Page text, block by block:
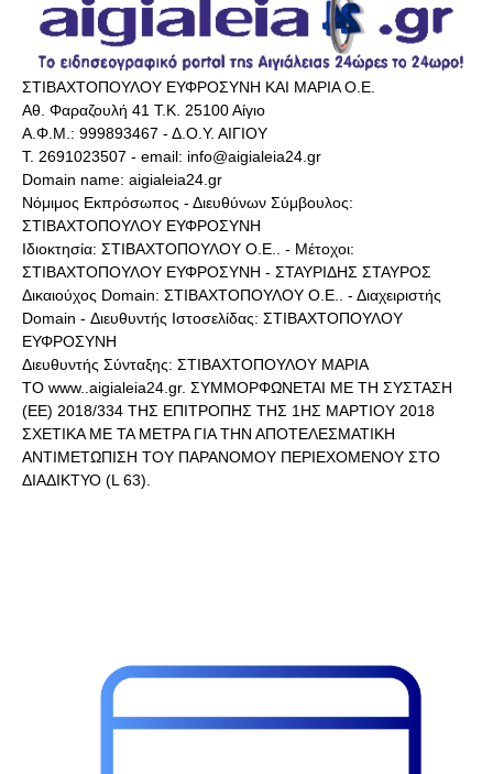
ΣΤΙΒΑΧΤΟΠΟΥΛΟΥ ΕΥΦΡΟΣΥΝΗ ΚΑΙ ΜΑΡΙΑ Ο.Ε.
Αθ. Φαραζουλή 41 Τ.Κ. 25100 Αίγιο
Α.Φ.Μ.: 999893467 - Δ.Ο.Υ. ΑΙΓΙΟΥ
Τ. 2691023507 - email: info@aigialeia24.gr
Domain name: aigialeia24.gr
Νόμιμος Εκπρόσωπος - Διευθύνων Σύμβουλος:
ΣΤΙΒΑΧΤΟΠΟΥΛΟΥ ΕΥΦΡΟΣΥΝΗ
Ιδιοκτησία: ΣΤΙΒΑΧΤΟΠΟΥΛΟΥ Ο.Ε.. - Μέτοχοι:
ΣΤΙΒΑΧΤΟΠΟΥΛΟΥ ΕΥΦΡΟΣΥΝΗ - ΣΤΑΥΡΙΔΗΣ ΣΤΑΥΡΟΣ
Δικαιούχος Domain: ΣΤΙΒΑΧΤΟΠΟΥΛΟΥ Ο.Ε.. - Διαχειριστής
Domain - Διευθυντής Ιστοσελίδας: ΣΤΙΒΑΧΤΟΠΟΥΛΟΥ
ΕΥΦΡΟΣΥΝΗ
Διευθυντής Σύνταξης: ΣΤΙΒΑΧΤΟΠΟΥΛΟΥ ΜΑΡΙΑ
ΤΟ www..aigialeia24.gr. ΣΥΜΜΟΡΦΩΝΕΤΑΙ ΜΕ ΤΗ ΣΥΣΤΑΣΗ
(ΕΕ) 2018/334 ΤΗΣ ΕΠΙΤΡΟΠΗΣ ΤΗΣ 1ΗΣ ΜΑΡΤΙΟΥ 2018
ΣΧΕΤΙΚΑ ΜΕ ΤΑ ΜΕΤΡΑ ΓΙΑ ΤΗΝ ΑΠΟΤΕΛΕΣΜΑΤΙΚΗ
ΑΝΤΙΜΕΤΩΠΙΣΗ ΤΟΥ ΠΑΡΑΝΟΜΟΥ ΠΕΡΙΕΧΟΜΕΝΟΥ ΣΤΟ
ΔΙΑΔΙΚΤΥΟ (L 63).